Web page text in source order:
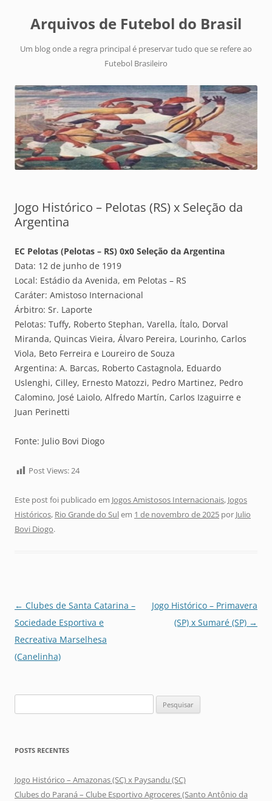
Arquivos de Futebol do Brasil
Um blog onde a regra principal é preservar tudo que se refere ao
Futebol Brasileiro
Jogo Histórico – Pelotas (RS) x Seleção da
Argentina
EC Pelotas (Pelotas – RS) 0x0 Seleção da Argentina
Data: 12 de junho de 1919
Local: Estádio da Avenida, em Pelotas – RS
Caráter: Amistoso Internacional
Árbitro: Sr. Laporte
Pelotas: Tuffy, Roberto Stephan, Varella, Ítalo, Dorval
Miranda, Quincas Vieira, Álvaro Pereira, Lourinho, Carlos
Viola, Beto Ferreira e Loureiro de Souza
Argentina: A. Barcas, Roberto Castagnola, Eduardo
Uslenghi, Cilley, Ernesto Matozzi, Pedro Martinez, Pedro
Calomino, José Laiolo, Alfredo Martín, Carlos Izaguirre e
Juan Perinetti
Fonte: Julio Bovi Diogo
Post Views:24
Este post foi publicado em Jogos Amistosos Internacionais, Jogos
Históricos, Rio Grande do Sulem 1 de novembro de 2025 por Julio
Bovi Diogo.
Navegação
de
posts
← Clubes de Santa Catarina –
Sociedade Esportiva e
Recreativa Marselhesa
(Canelinha)
Jogo Histórico – Primavera
(SP) x Sumaré (SP) →
por:
POSTS RECENTES
Jogo Histórico – Amazonas (SC) x Paysandu (SC)
Clubes do Paraná – Clube Esportivo Agroceres (Santo Antônio da